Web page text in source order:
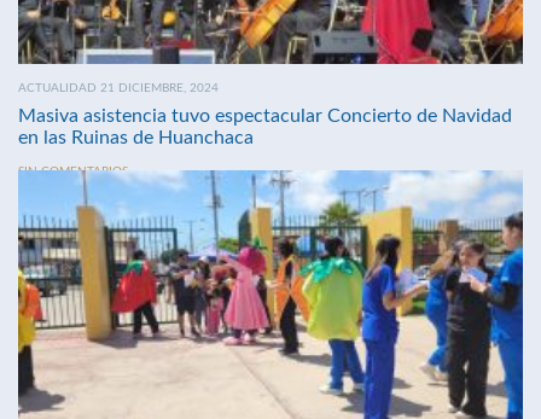
ACTUALIDAD 21 DICIEMBRE, 2024
Masiva asistencia tuvo espectacular Concierto de Navidad
en las Ruinas de Huanchaca
SIN COMENTARIOS